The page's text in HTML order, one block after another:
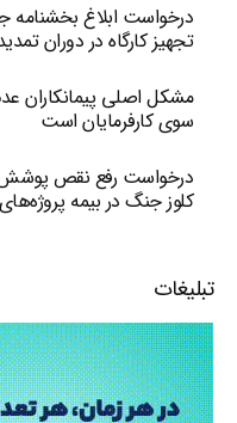
درخواست ابلاغ بخشنامه
تجهیز کارگاه در دوران
مشکل اصلی پیمانکاران
سوی کارفرمایان است
درخواست رفع نقص پوشش
کلوز جنگ در بیمه
تبلیغات